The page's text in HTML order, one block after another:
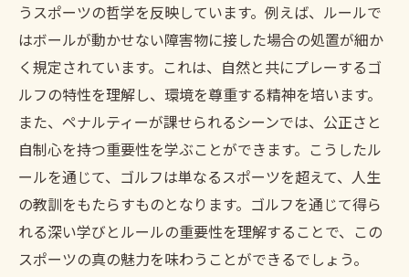
うスポーツの哲学を反映しています。例えば、ルールで
はボールが動かせない障害物に接した場合の処置が細か
く規定されています。これは、自然と共にプレーするゴ
ルフの特性を理解し、環境を尊重する精神を培います。
また、ペナルティーが課せられるシーンでは、公正さと
自制心を持つ重要性を学ぶことができます。こうしたル
ールを通じて、ゴルフは単なるスポーツを超えて、人生
の教訓をもたらすものとなります。ゴルフを通じて得ら
れる深い学びとルールの重要性を理解することで、この
スポーツの真の魅力を味わうことができるでしょう。